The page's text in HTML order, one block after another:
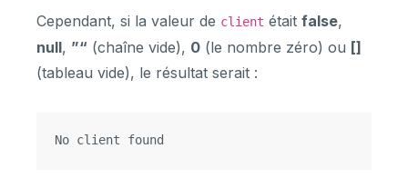
Cependant, si la valeur de client était false,
null, ”“ (chaîne vide), 0 (le nombre zéro) ou []
(tableau vide), le résultat serait :